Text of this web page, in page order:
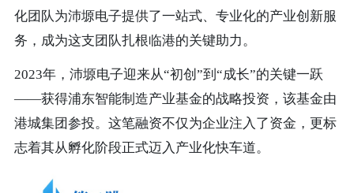
化团队为沛塬电子提供了一站式、专业化的产业创新服
务，成为这支团队扎根临港的关键助力。
2023年，沛塬电子迎来从“初创”到“成长”的关键一跃
——获得浦东智能制造产业基金的战略投资，该基金由
港城集团参投。这笔融资不仅为企业注入了资金，更标
志着其从孵化阶段正式迈入产业化快车道。